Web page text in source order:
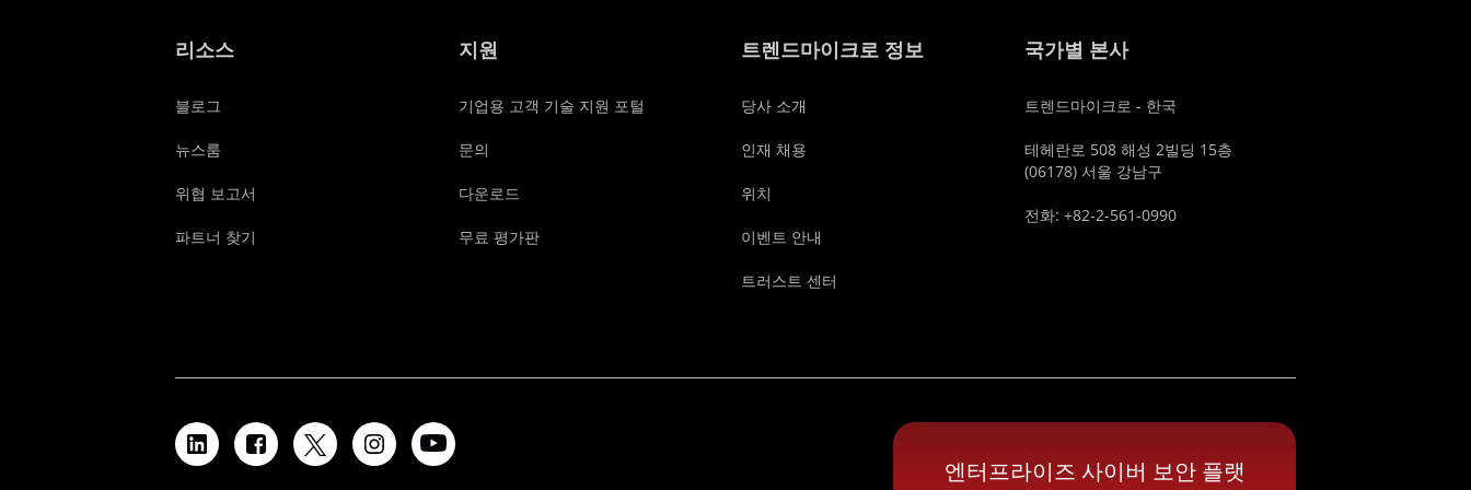
리소스
블로그
뉴스룸
위협 보고서
파트너 찾기
지원
기업용 고객 기술 지원 포털
문의
다운로드
무료 평가판
트렌드마이크로 정보
당사 소개
인재 채용
위치
이벤트 안내
트러스트 센터
국가별 본사
트렌드마이크로 - 한국
테헤란로 508 해성 2빌딩 15층
(06178) 서울 강남구
전화: +82-2-561-0990
엔터프라이즈 사이버 보안 플랫